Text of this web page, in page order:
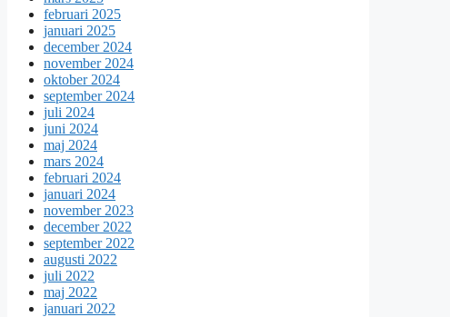
februari 2025
januari 2025
december 2024
november 2024
oktober 2024
september 2024
juli 2024
juni 2024
maj 2024
mars 2024
februari 2024
januari 2024
november 2023
december 2022
september 2022
augusti 2022
juli 2022
maj 2022
januari 2022